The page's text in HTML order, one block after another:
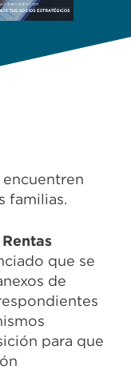
encuentren
familias.
que se
de
para que